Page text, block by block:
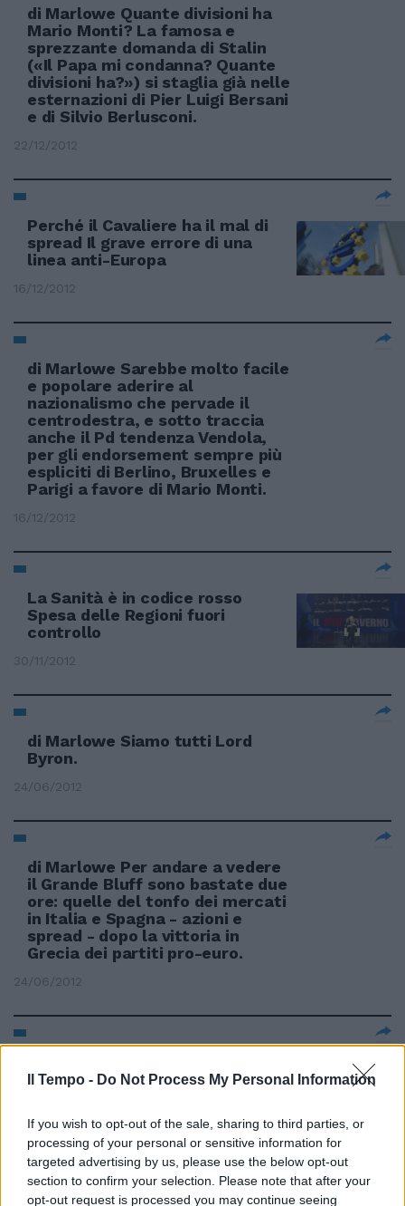
Il Tempo - Do Not Process My Personal Information
If you wish to opt-out of the sale, sharing to third parties, or
processing of your personal or sensitive information for
targeted advertising by us, please use the below opt-out
section to confirm your selection. Please note that after your
opt-out request is processed you may continue seeing
di Marlowe Quante divisioni ha
Mario Monti? La famosa e
sprezzante domanda di Stalin
(«Il Papa mi condanna? Quante
divisioni ha?») si staglia già nelle
esternazioni di Pier Luigi Bersani
e di Silvio Berlusconi.
22/12/2012
Perché il Cavaliere ha il mal di
spread Il grave errore di una
linea anti-Europa
16/12/2012
di Marlowe Sarebbe molto facile
e popolare aderire al
nazionalismo che pervade il
centrodestra, e sotto traccia
anche il Pd tendenza Vendola,
per gli endorsement sempre più
espliciti di Berlino, Bruxelles e
Parigi a favore di Mario Monti.
16/12/2012
La Sanità è in codice rosso
Spesa delle Regioni fuori
controllo
30/11/2012
di Marlowe Siamo tutti Lord
Byron.
24/06/2012
di Marlowe Per andare a vedere
il Grande Bluff sono bastate due
ore: quelle del tonfo dei mercati
in Italia e Spagna - azioni e
spread - dopo la vittoria in
Grecia dei partiti pro-euro.
24/06/2012
leader europeo».
Il bluff greco. Il problema è